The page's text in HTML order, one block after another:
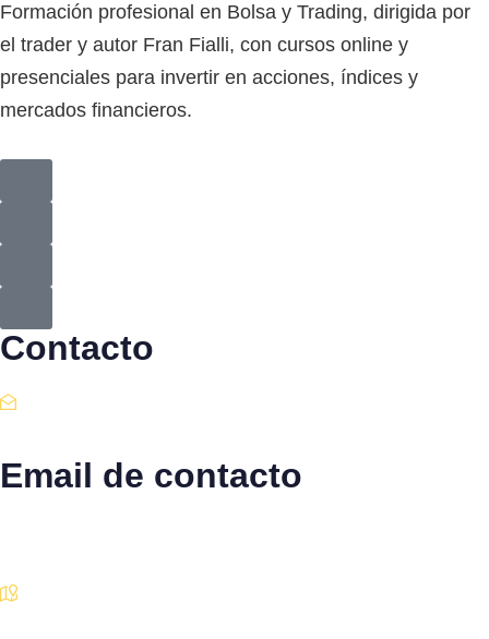
Formación profesional en Bolsa y Trading, dirigida por
el trader y autor Fran Fialli, con cursos online y
presenciales para invertir en acciones, índices y
mercados financieros.
Contacto
Email de contacto